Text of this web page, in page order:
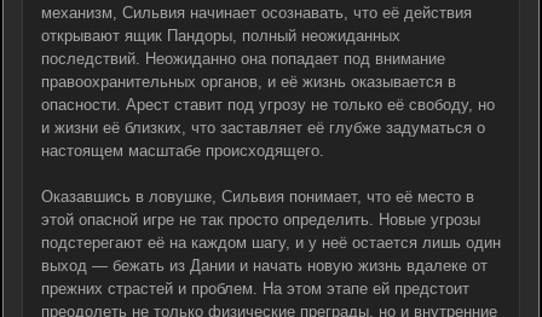
механизм, Сильвия начинает осознавать, что её действия
открывают ящик Пандоры, полный неожиданных
последствий. Неожиданно она попадает под внимание
правоохранительных органов, и её жизнь оказывается в
опасности. Арест ставит под угрозу не только её свободу, но
и жизни её близких, что заставляет её глубже задуматься о
настоящем масштабе происходящего.
Оказавшись в ловушке, Сильвия понимает, что её место в
этой опасной игре не так просто определить. Новые угрозы
подстерегают её на каждом шагу, и у неё остается лишь один
выход — бежать из Дании и начать новую жизнь вдалеке от
прежних страстей и проблем. На этом этапе ей предстоит
преодолеть не только физические преграды, но и внутренние